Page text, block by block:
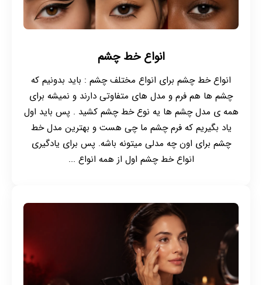
انواع خط چشم
انواع خط چشم برای انواع مختلف چشم : باید بدونیم که
چشم ها هم فرم و مدل های متفاوتی دارند و نمیشه برای
همه ی مدل چشم ها یه نوع خط چشم کشید . پس باید اول
یاد بگیریم که فرم چشم ما چی هست و بهترین مدل خط
چشم برای اون چه مدلی میتونه باشه. پس برای یادگیری
انواع خط چشم اول از همه انواع ...